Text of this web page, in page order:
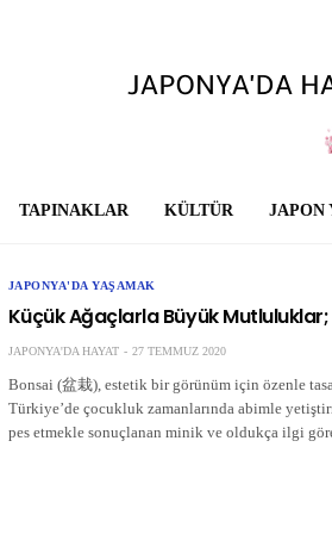
TAPINAKLAR KÜLTÜR JAPON
JAPONYA'DA YAŞAMAK
Küçük Ağaçlarla Büyük
JAPONYA'DA HAYAT 27 TEMMUZ 2020
Bonsai (盆栽), estetik bir görünüm için özenle
Türkiye’de çocukluk zamanlarında abimle
pes etmekle sonuçlanan minik ve oldukça ilgi